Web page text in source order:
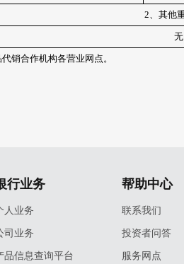
2、其他
无
销合作机构各营业网点。
行业务
人业务
司业务
品信息查询平台
帮助中心
联系我们
投资者问答
服务网点